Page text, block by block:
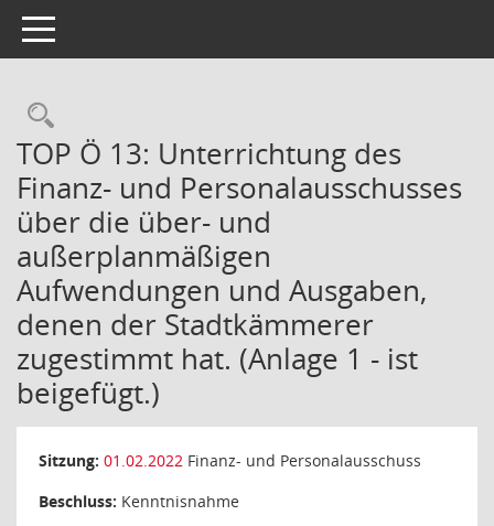
Toggle navigation
Rechercheauswahl
TOP Ö 13: Unterrichtung des
Finanz- und Personalausschusses
über die über- und
außerplanmäßigen
Aufwendungen und Ausgaben,
denen der Stadtkämmerer
zugestimmt hat. (Anlage 1 - ist
beigefügt.)
Sitzung: 01.02.2022 Finanz- und Personalausschuss
Beschluss: Kenntnisnahme